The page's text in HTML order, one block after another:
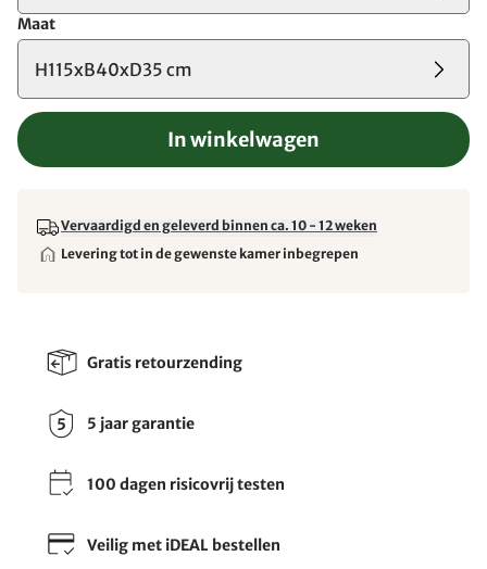
Maat
H115xB40xD35 cm
In winkelwagen
Vervaardigd en geleverd binnen ca. 10 - 12 weken
Levering tot in de gewenste kamer inbegrepen
Gratis retourzending
5 jaar garantie
100 dagen risicovrij testen
Veilig met iDEAL bestellen